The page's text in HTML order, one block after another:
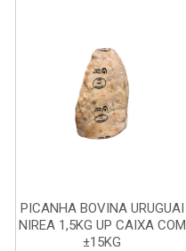
PICANHA BOVINA URUGUAI
NIREA 1,5KG UP CAIXA COM
±15KG